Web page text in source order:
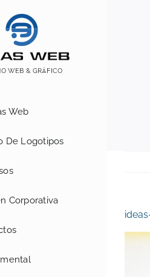
Web
De Logotipos
Corporativa